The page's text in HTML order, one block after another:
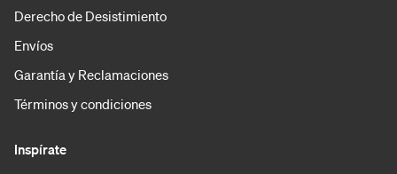
Derecho de Desistimiento
Envíos
Garantía y Reclamaciones
Términos y condiciones
Inspírate